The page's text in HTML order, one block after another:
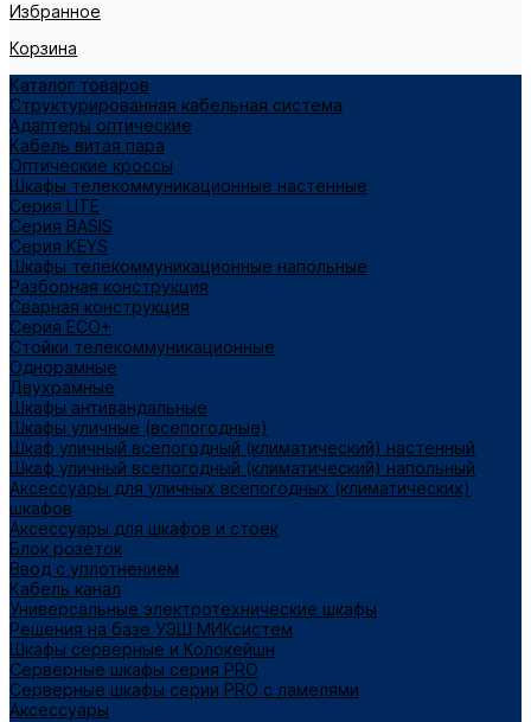
Избранное
Корзина
Каталог товаров
Структурированная кабельная система
Адаптеры оптические
Кабель витая пара
Оптические кроссы
Шкафы телекоммуникационные настенные
Cерия LITE
Cерия BASIS
Cерия KEYS
Шкафы телекоммуникационные напольные
Разборная конструкция
Сварная конструкция
Серия ECO+
Стойки телекоммуникационные
Однорамные
Двухрамные
Шкафы антивандальные
Шкафы уличные (всепогодные)
Шкаф уличный всепогодный (климатический) настенный
Шкаф уличный всепогодный (климатический) напольный
Аксессуары для уличных всепогодных (климатических)
шкафов
Аксессуары для шкафов и стоек
Блок розеток
Ввод с уплотнением
Кабель канал
Универсальные электротехнические шкафы
Решения на базе УЭШ МИКсистем
Шкафы серверные и Колокейшн
Серверные шкафы серия PRO
Серверные шкафы серии PRO с ламелями
Аксессуары